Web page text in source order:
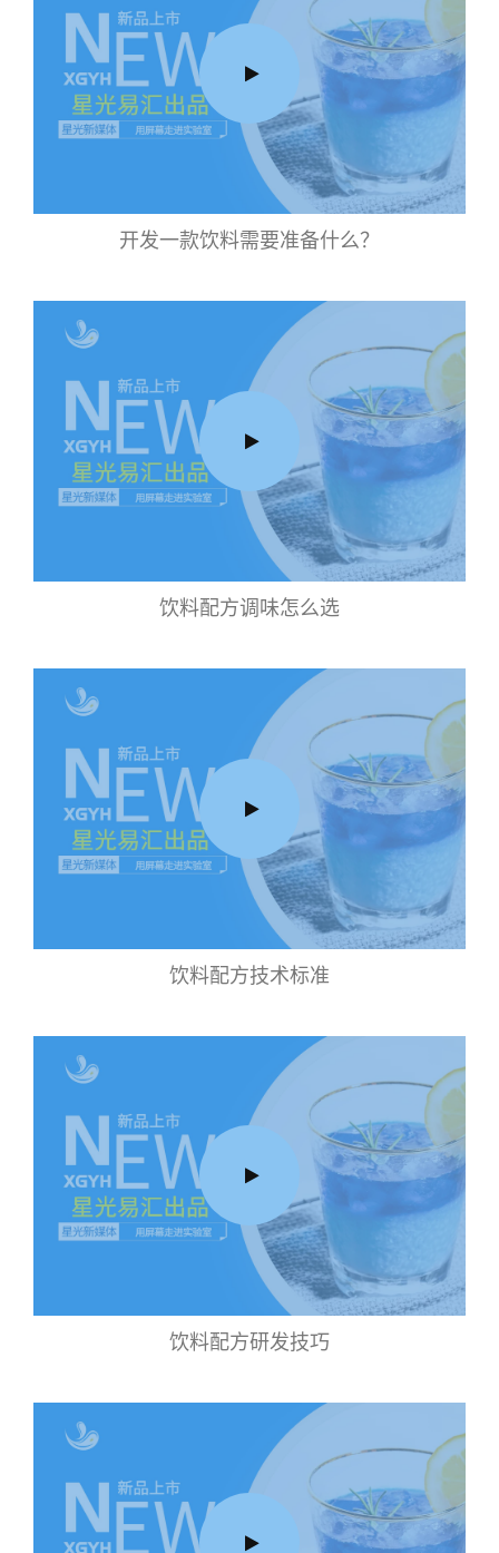
开发一款饮料需要准备什么？
饮料配方调味怎么选
饮料配方技术标准
饮料配方研发技巧